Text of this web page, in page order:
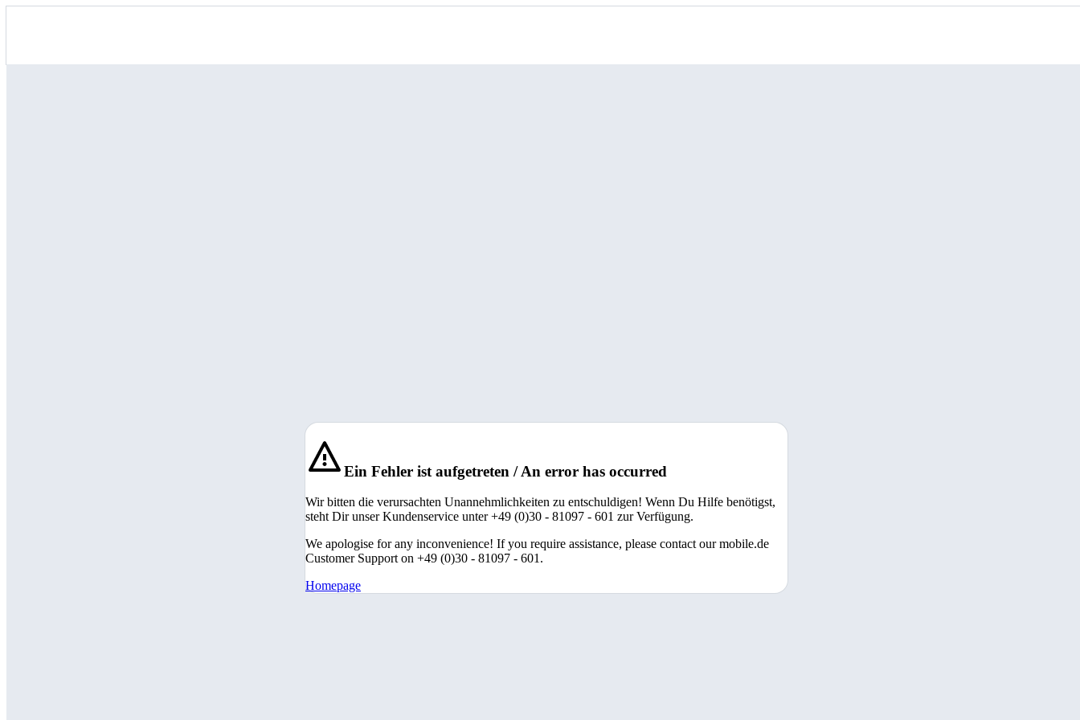
Ein Fehler ist aufgetreten / An error has occurred
Wir bitten die verursachten Unannehmlichkeiten zu entschuldigen! Wenn Du Hilfe benötigst,
steht Dir unser Kundenservice unter +49 (0)30 - 81097 - 601 zur Verfügung.
We apologise for any inconvenience! If you require assistance, please contact our mobile.de
Customer Support on +49 (0)30 - 81097 - 601.
Homepage